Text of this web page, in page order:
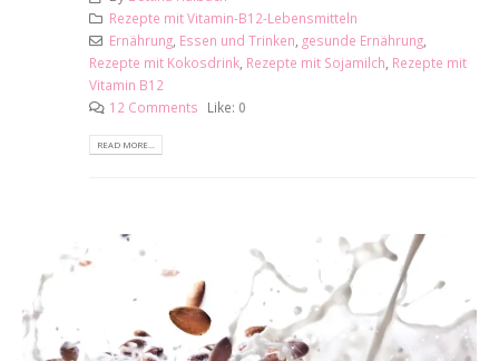
Rezepte mit Vitamin-B12-Lebensmitteln
Ernährung, Essen und Trinken gesunde Ernährung,
Rezepte mit Kokosdrink Rezepte mit Sojamilch Rezepte mit
Vitamin B12
12 Comments
Like: 0
READ MORE...